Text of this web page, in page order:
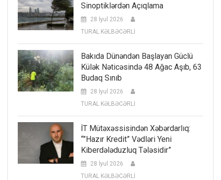
Sinoptiklərdən Açıqlama
28 İyul 2026
TURAL KƏLBƏCƏRLİ
Bakıda Dünəndən Başlayan Güclü
Külək Nəticəsində 48 Ağac Aşıb, 63
Budaq Sınıb
28 İyul 2026
TURAL KƏLBƏCƏRLİ
İT Mütəxəssisindən Xəbərdarlıq:
“”Hazır Kredit” Vədləri Yeni
Kiberdələduzluq Tələsidir”
28 İyul 2026
TURAL KƏLBƏCƏRLİ